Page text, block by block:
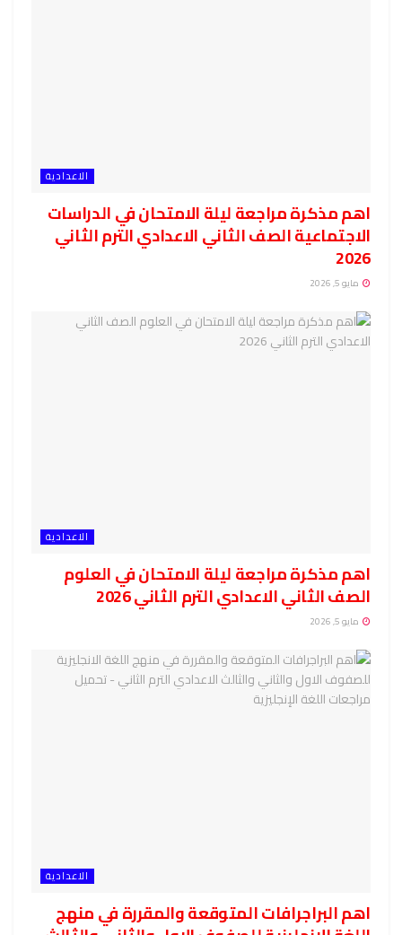
الاعدادية
اهم مذكرة مراجعة ليلة الامتحان في الدراسات
الاجتماعية الصف الثاني الاعدادي الترم الثاني
2026
مايو 5, 2026
الاعدادية
اهم مذكرة مراجعة ليلة الامتحان في العلوم
الصف الثاني الاعدادي الترم الثاني 2026
مايو 5, 2026
الاعدادية
اهم البراجرافات المتوقعة والمقررة في منهج